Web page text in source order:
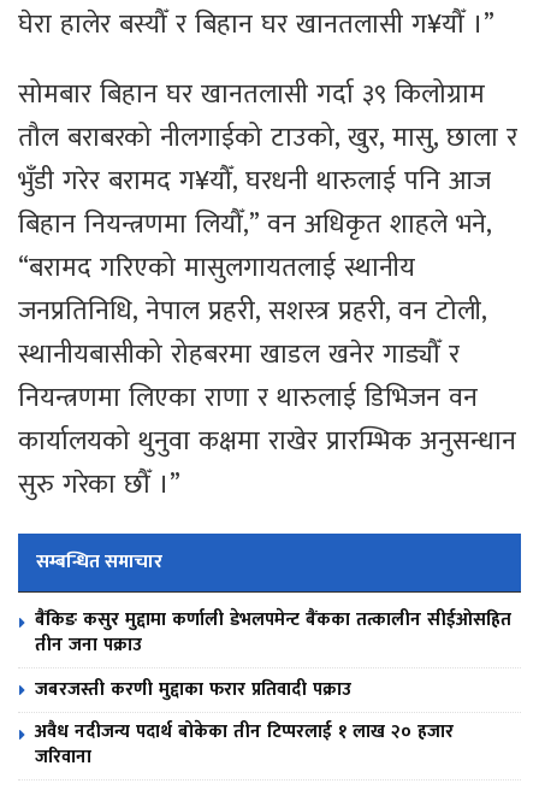
घेरा हालेर बस्यौँ र बिहान घर खानतलासी ग¥यौँ ।”
सोमबार बिहान घर खानतलासी गर्दा ३९ किलोग्राम
तौल बराबरको नीलगाईको टाउको, खुर, मासु, छाला र
भुँडी गरेर बरामद ग¥यौँ, घरधनी थारुलाई पनि आज
बिहान नियन्त्रणमा लियौँ,” वन अधिकृत शाहले भने,
“बरामद गरिएको मासुलगायतलाई स्थानीय
जनप्रतिनिधि, नेपाल प्रहरी, सशस्त्र प्रहरी, वन टोली,
स्थानीयबासीको रोहबरमा खाडल खनेर गाड्यौँ र
नियन्त्रणमा लिएका राणा र थारुलाई डिभिजन वन
कार्यालयको थुनुवा कक्षमा राखेर प्रारम्भिक अनुसन्धान
सुरु गरेका छौँ ।”
सम्बन्धित समाचार
बैंकिङ कसुर मुद्दामा कर्णाली डेभलपमेन्ट बैंकका तत्कालीन सीईओसहित
तीन जना पक्राउ
जबरजस्ती करणी मुद्दाका फरार प्रतिवादी पक्राउ
अवैध नदीजन्य पदार्थ बोकेका तीन टिप्परलाई १ लाख २० हजार
जरिवाना